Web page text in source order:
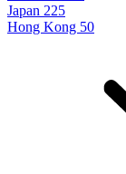
Japan 225
Hong Kong 50